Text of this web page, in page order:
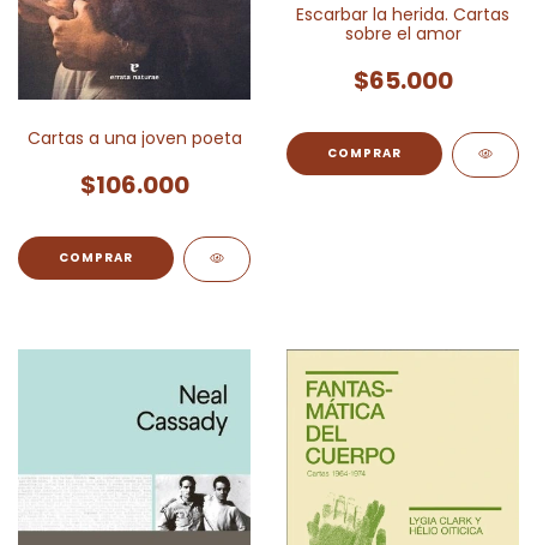
Cartas a una joven poeta
$106.000
Escarbar la herida. Cartas
sobre el amor
$65.000